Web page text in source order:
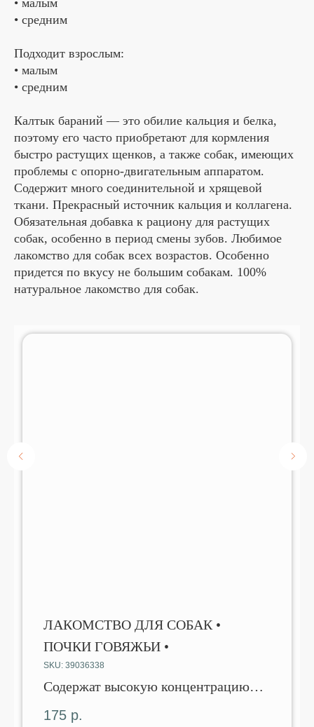
• малым
• средним
Подходит взрослым:
• малым
• средним
Калтык бараний — это обилие кальция и белка,
поэтому его часто приобретают для кормления
быстро растущих щенков, а также собак, имеющих
проблемы с опорно-двигательным аппаратом.
Содержит много соединительной и хрящевой
ткани. Прекрасный источник кальция и коллагена.
Обязательная добавка к рациону для растущих
собак, особенно в период смены зубов. Любимое
лакомство для собак всех возрастов. Особенно
придется по вкусу не большим собакам. 100%
натуральное лакомство для собак.
ЛАКОМСТВО ДЛЯ СОБАК •
ПОЧКИ ГОВЯЖЬИ •
SKU: 39036338
Содержат высокую концентрацию
175 р.